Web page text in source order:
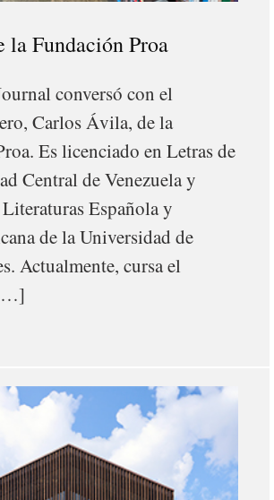
la Fundación Proa
conversó con el
Carlos Ávila, de la
Es licenciado en Letras de
Central de Venezuela y
Española y
de la Universidad de
Actualmente, cursa el